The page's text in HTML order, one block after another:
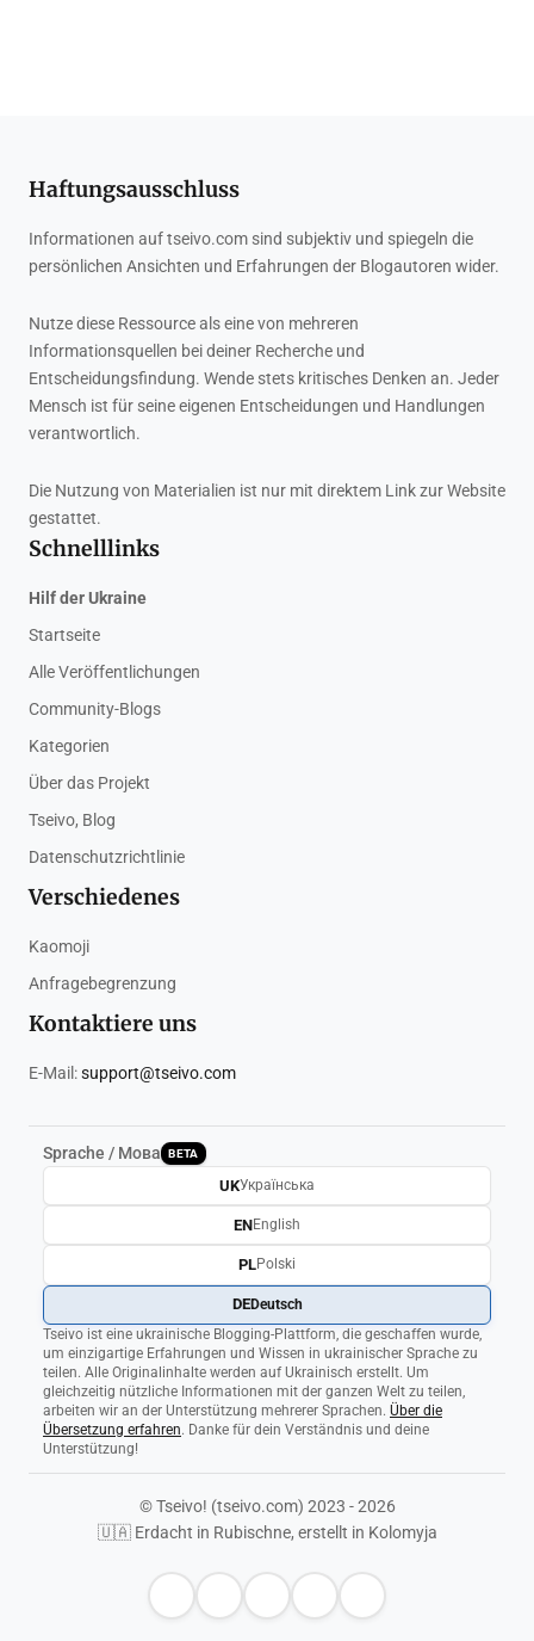
Haftungsausschluss
Informationen auf tseivo.com sind subjektiv und spiegeln die
persönlichen Ansichten und Erfahrungen der Blogautoren wider.
Nutze diese Ressource als eine von mehreren
Informationsquellen bei deiner Recherche und
Entscheidungsfindung. Wende stets kritisches Denken an. Jeder
Mensch ist für seine eigenen Entscheidungen und Handlungen
verantwortlich.
Die Nutzung von Materialien ist nur mit direktem Link zur Website
gestattet.
Schnelllinks
Hilf der Ukraine
Startseite
Alle Veröffentlichungen
Community-Blogs
Kategorien
Über das Projekt
Tseivo, Blog
Datenschutzrichtlinie
Verschiedenes
Kaomoji
Anfragebegrenzung
Kontaktiere uns
E-Mail:support@tseivo.com
Sprache / Мова BETA
Tseivo ist eine ukrainische Blogging-Plattform, die geschaffen wurde,
um einzigartige Erfahrungen und Wissen in ukrainischer Sprache zu
teilen. Alle Originalinhalte werden auf Ukrainisch erstellt. Um
gleichzeitig nützliche Informationen mit der ganzen Welt zu teilen,
arbeiten wir an der Unterstützung mehrerer Sprachen. Über die
Übersetzung erfahren. Danke für dein Verständnis und deine
Unterstützung!
UKУкраїнська
ENEnglish
PLPolski
DEDeutsch
© Tseivo! (tseivo.com) 2023 - 2026
🇺🇦 Erdacht in Rubischne, erstellt in Kolomyja